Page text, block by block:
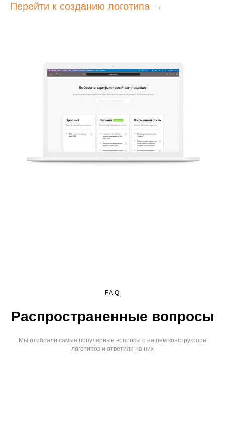
Перейти к созданию логотипа
FAQ
Распространенные вопросы
Мы отобрали самые популярные вопросы о нашем конструкторе
логотипов и ответили на них